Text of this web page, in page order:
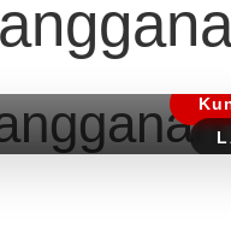
Dapatkan edisi